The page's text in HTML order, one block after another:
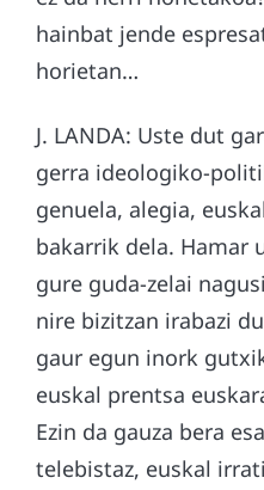
hainbat jende
horietan…
J. LANDA: Uste dut
gerra ideologiko-
genuela, alegia,
bakarrik dela. Hamar
gure guda-zelai
nire bizitzan irabazi
gaur egun inork
euskal prentsa
Ezin da gauza bera
telebistaz, euskal